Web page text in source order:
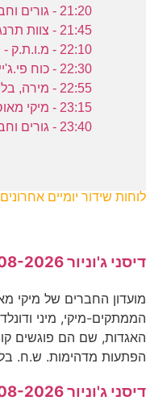
21:20 - גורים וחברים ע.4 - פרק 86
21:45 - צוות תרנגול - פרק 13
22:10 - מ.ו.ת.ק - פרק 18
22:30 - כוח פי.ג'יי ע.3 - פרק 62
22:55 - מירה, בלשית מלכותית - פרק 17
23:15 - מיקי מאוס - כייף של בית - פרק 8
23:40 - גורים וחברים ע.4 - פרק 87
לוחות שידור יומיים אחרונים
דיסני ג'וניור 07-08-2026
הממתקים-מיקי, מיני
האגדות, שם הם פוגשים
הפתעות מדהימות. ש.ח.
דיסני ג'וניור 06-08-2026